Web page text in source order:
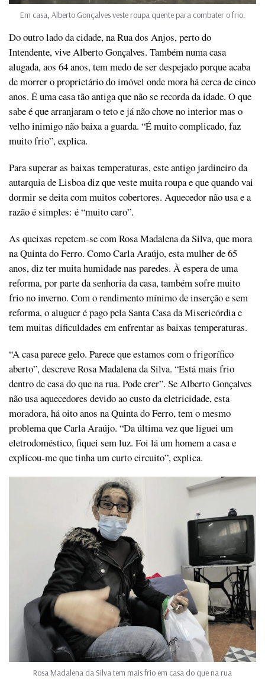
Em casa, Alberto Gonçalves veste roupa quente para combater o frio.
Do outro lado da cidade, na Rua dos Anjos, perto do
Intendente, vive Alberto Gonçalves. Também numa casa
alugada, aos 64 anos, tem medo de ser despejado porque acaba
de morrer o proprietário do imóvel onde mora há cerca de cinco
anos. É uma casa tão antiga que não se recorda da idade. O que
sabe é que arranjaram o teto e já não chove no interior mas o
velho inimigo não baixa a guarda. “É muito complicado, faz
muito frio”, explica.
Para superar as baixas temperaturas, este antigo jardineiro da
autarquia de Lisboa diz que veste muita roupa e que quando vai
dormir se deita com muitos cobertores. Aquecedor não usa e a
razão é simples: é “muito caro”.
As queixas repetem-se com Rosa Madalena da Silva, que mora
na Quinta do Ferro. Como Carla Araújo, esta mulher de 65
anos, diz ter muita humidade nas paredes. À espera de uma
reforma, por parte da senhoria da casa, também sofre muito
frio no inverno. Com o rendimento mínimo de inserção e sem
reforma, o aluguer é pago pela Santa Casa da Misericórdia e
tem muitas dificuldades em enfrentar as baixas temperaturas.
“A casa parece gelo. Parece que estamos com o frigorífico
aberto”, descreve Rosa Madalena da Silva. “Está mais frio
dentro de casa do que na rua. Pode crer”. Se Alberto Gonçalves
não usa aquecedores devido ao custo da eletricidade, esta
moradora, há oito anos na Quinta do Ferro, tem o mesmo
problema que Carla Araújo. “Da última vez que liguei um
eletrodoméstico, fiquei sem luz. Foi lá um homem a casa e
explicou-me que tinha um curto circuito”, explica.
Rosa Madalena da Silva tem mais frio em casa do que na rua